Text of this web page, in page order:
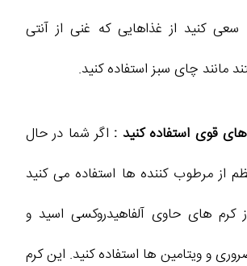
کنید از غذاهایی که غنی از آنتی
مانند چای سبز استفاده کنید.
قوی استفاده کنید : اگر شما در حال
از مرطوب کننده ها استفاده می کنید
کرم های حاوی آلفاهیدروکسی اسید و
و ویتامین ها استفاده کنید. این کرم